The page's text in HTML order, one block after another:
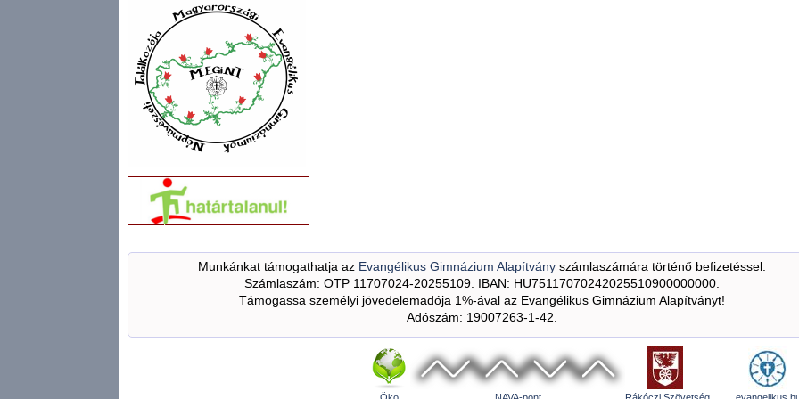
Munkánkat támogathatja az Evangélikus Gimnázium Alapítványszámlaszámára történő befizetéssel.
Számlaszám: OTP 11707024-20255109. IBAN: HU75117070242025510900000000.
Támogassa személyi jövedelemadója 1%-ával az Evangélikus Gimnázium Alapítványt!
Adószám: 19007263-1-42.